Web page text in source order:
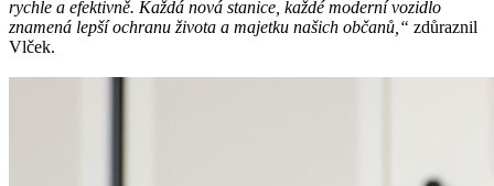
rychle a efektivně. Každá nová stanice, každé moderní vozidlo
znamená lepší ochranu života a majetku našich občanů,“ zdůraznil
Vlček.